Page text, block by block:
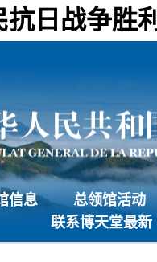
日战争胜
信息 总领馆活动
联系博天堂最新